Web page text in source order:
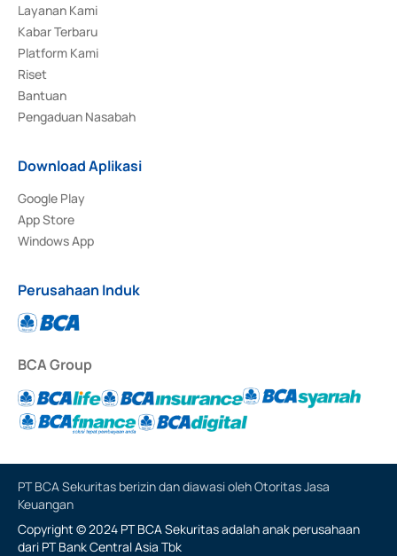
Layanan Kami
Kabar Terbaru
Platform Kami
Riset
Bantuan
Pengaduan Nasabah
Download Aplikasi
Google Play
App Store
Windows App
Perusahaan Induk
BCA Group
PT BCA Sekuritas berizin dan diawasi oleh Otoritas Jasa
Keuangan
Copyright © 2024 PT BCA Sekuritas adalah anak perusahaan
dari PT Bank Central Asia Tbk